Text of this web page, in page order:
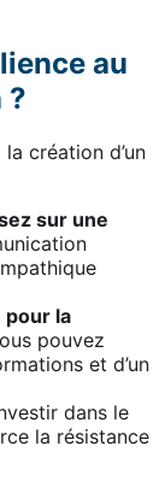
au
?
création d’un
sur une
pour la
pouvez
et d’un
dans le
la résistance